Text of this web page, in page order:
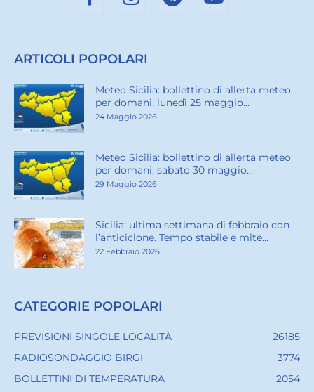
ARTICOLI POPOLARI
Meteo Sicilia: bollettino di allerta meteo
per domani, lunedì 25 maggio...
24 Maggio 2026
Meteo Sicilia: bollettino di allerta meteo
per domani, sabato 30 maggio...
29 Maggio 2026
Sicilia: ultima settimana di febbraio con
l’anticiclone. Tempo stabile e mite...
22 Febbraio 2026
CATEGORIE POPOLARI
PREVISIONI SINGOLE LOCALITÀ
26185
RADIOSONDAGGIO BIRGI
3774
BOLLETTINI DI TEMPERATURA
2054